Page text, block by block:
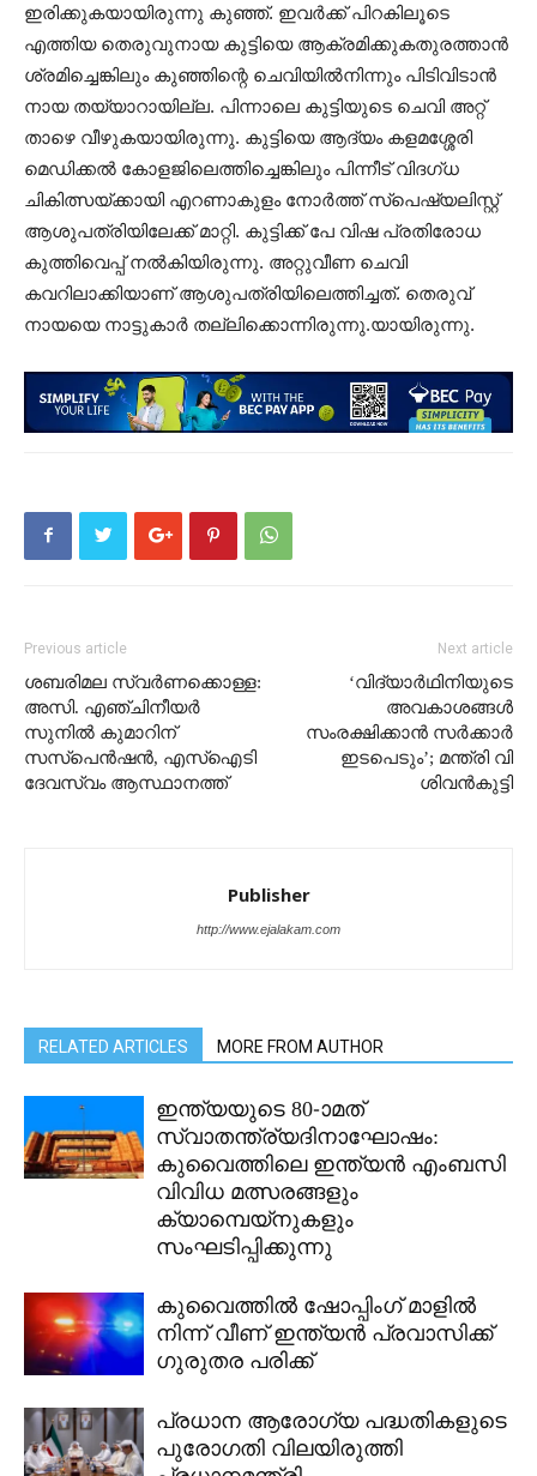
ഇരിക്കുകയായിരുന്നു കുഞ്ഞ്. ഇവർക്ക് പിറകിലൂടെ
എത്തിയ തെരുവുനായ കുട്ടിയെ ആക്രമിക്കുകതുരത്താൻ
ശ്രമിച്ചെങ്കിലും കുഞ്ഞിന്റെ ചെവിയിൽനിന്നും പിടിവിടാൻ
നായ തയ്യാറായില്ല. പിന്നാലെ കുട്ടിയുടെ ചെവി അറ്റ്
താഴെ വീഴുകയായിരുന്നു. കുട്ടിയെ ആദ്യം കളമശ്ശേരി
മെഡിക്കൽ കോളജിലെത്തിച്ചെങ്കിലും പിന്നീട് വിദഗ്ധ
ചികിത്സയ്ക്കായി എറണാകുളം നോർത്ത് സ്‌പെഷ്യലിസ്റ്റ്
ആശുപത്രിയിലേക്ക് മാറ്റി. കുട്ടിക്ക് പേ വിഷ പ്രതിരോധ
കുത്തിവെപ്പ് നൽകിയിരുന്നു. അറ്റുവീണ ചെവി
കവറിലാക്കിയാണ് ആശുപത്രിയിലെത്തിച്ചത്. തെരുവ്
നായയെ നാട്ടുകാർ തല്ലിക്കൊന്നിരുന്നു.യായിരുന്നു.
Previous article
ശബരിമല സ്വർണക്കൊള്ള:
അസി. എഞ്ചിനീയർ
സുനിൽ കുമാറിന്
സസ്പെൻഷൻ, എസ്ഐടി
ദേവസ്വം ആസ്ഥാനത്ത്
Next article
‘വിദ്യാര്‍ഥിനിയുടെ
അവകാശങ്ങള്‍
സംരക്ഷിക്കാന്‍ സര്‍ക്കാര്‍
ഇടപെടും’; മന്ത്രി വി
ശിവന്‍കുട്ടി
Publisher
http://www.ejalakam.com
RELATED ARTICLES MORE FROM AUTHOR
ഇന്ത്യയുടെ 80-ാമത്
സ്വാതന്ത്ര്യദിനാഘോഷം:
കുവൈത്തിലെ ഇന്ത്യൻ എംബസി
വിവിധ മത്സരങ്ങളും
ക്യാമ്പെയ്‌നുകളും
സംഘടിപ്പിക്കുന്നു
കുവൈത്തിൽ ഷോപ്പിംഗ് മാളിൽ
നിന്ന് വീണ് ഇന്ത്യൻ പ്രവാസിക്ക്
ഗുരുതര പരിക്ക്
പ്രധാന ആരോഗ്യ പദ്ധതികളുടെ
പുരോഗതി വിലയിരുത്തി